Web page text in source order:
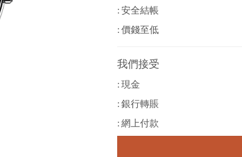
: 安全結帳
: 價錢至低
我們接受
: 現金
: 銀行轉賬
: 網上付款